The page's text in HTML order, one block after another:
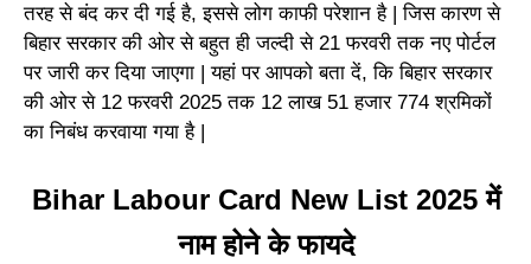
तरह से बंद कर दी गई है, इससे लोग काफी परेशान है | जिस कारण से
बिहार सरकार की ओर से बहुत ही जल्दी से 21 फरवरी तक नए पोर्टल
पर जारी कर दिया जाएगा | यहां पर आपको बता दें, कि बिहार सरकार
की ओर से 12 फरवरी 2025 तक 12 लाख 51 हजार 774 श्रमिकों
का निबंध करवाया गया है |
Bihar Labour Card New List 2025 में
नाम होने के फायदे